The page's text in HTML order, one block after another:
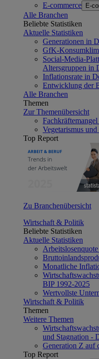
E-commerce E-
Alle Branchen
Beliebte Statistiken
Aktuelle Statistiken
Generationen in
GfK-
Social-Media-
Altersgruppen in
Inflationsrate in
Entwicklung der
Alle Branchen
Themen
Zur Themenübersicht
Vegetarismus
Top Report
Zu Branchenübersicht
Wirtschaft & Politik
Beliebte Statistiken
Aktuelle Statistiken
Monatliche
BIP 1992-2025
Wertvollste
Wirtschaft & Politik
Themen
Weitere Themen
und Stagnation -
Generation Z auf
Top Report